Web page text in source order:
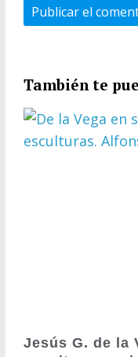
También te
Jesús G. de la